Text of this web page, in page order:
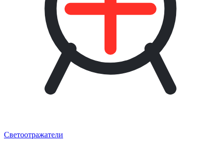
Светоотражатели